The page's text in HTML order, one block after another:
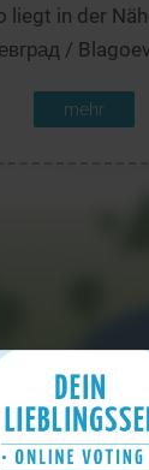
liegt in der
/
mehr
Ezera